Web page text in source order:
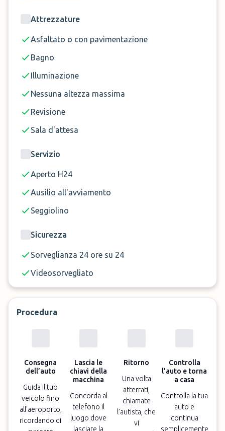
Attrezzature
Asfaltato o con pavimentazione
Bagno
Illuminazione
Nessuna altezza massima
Revisione
Sala d'attesa
Servizio
Aperto H24
Ausilio all'avviamento
Seggiolino
Sicurezza
Sorveglianza 24 ore su 24
Videosorvegliato
Procedura
Consegna
dell’auto
Guida il tuo
veicolo fino
all'aeroporto,
ricordando di
Lascia le
chiavi della
macchina
Concorda al
telefono il
luogo dove
lasciare la
Ritorno
Una volta
atterrati,
chiamate
l’autista, che
vi
Controlla
l’auto e torna
a casa
Controlla la tua
auto e
continua
semplicemente